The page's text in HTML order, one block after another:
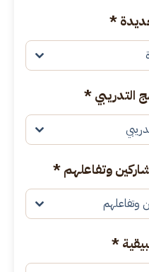
*
التدريبي*
وتفاعلهم*
وتفاعلهم
*